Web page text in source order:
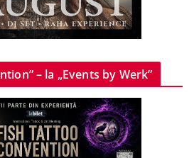
– la „Events by Werk”